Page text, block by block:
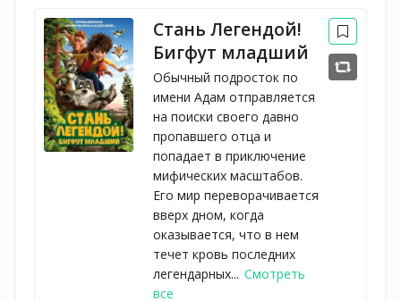
Стань Легендой!
Бигфут младший
Обычный подросток по
имени Адам отправляется
на поиски своего давно
пропавшего отца и
попадает в приключение
мифических масштабов.
Его мир переворачивается
вверх дном, когда
оказывается, что в нем
течет кровь последних
легендарных... Смотреть
все